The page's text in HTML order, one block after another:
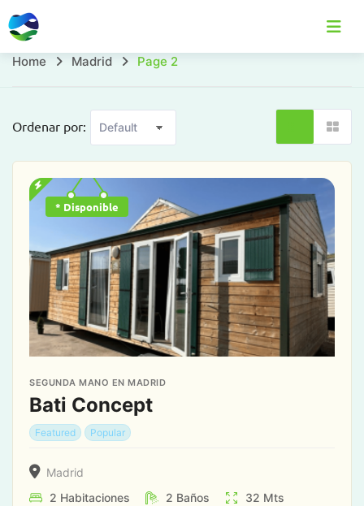
Skip
to
content
Page
Home Madrid Page 2
Ordenar por:
* Disponible
SEGUNDA MANO EN MADRID
Bati Concept
Featured Popular
Madrid
2 Habitaciones 2 Baños 32 Mts